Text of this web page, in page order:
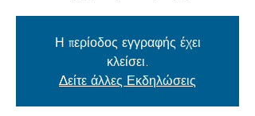
Η περίοδος εγγραφής έχει
κλείσει.
Δείτε άλλες Εκδηλώσεις